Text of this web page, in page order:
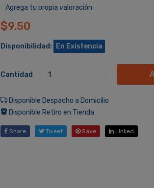
Agrega tu propia valoración
$9.50
Disponibilidad: En Existencia
Cantidad
Disponible Despacho a Domicilio
Disponible Retiro en Tienda
Share Tweet Save Linked